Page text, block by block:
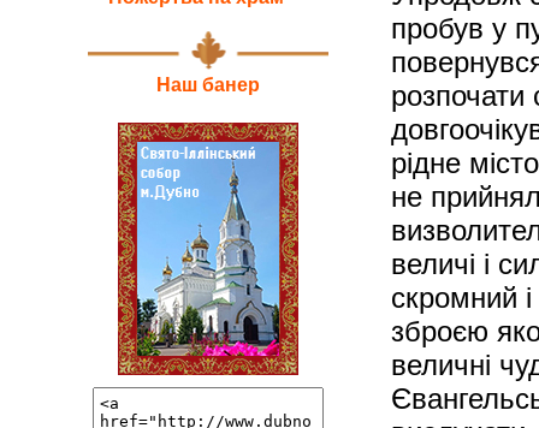
Наш банер
пробув у
розпочати
рідне
не
величі і
скромний
зброєю
величні